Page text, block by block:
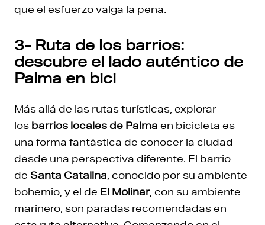
que el esfuerzo valga la pena.
3- Ruta de los barrios:
descubre el lado auténtico de
Palma en bici
Más allá de las rutas turísticas, explorar
los barrios locales de Palma en bicicleta es
una forma fantástica de conocer la ciudad
desde una perspectiva diferente. El barrio
de Santa Catalina , conocido por su ambiente
bohemio, y el de El Molinar, con su ambiente
marinero, son paradas recomendadas en